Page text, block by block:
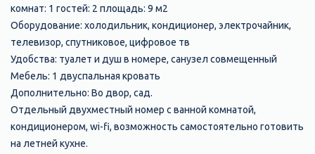
комнат: 1 гостей: 2 площадь: 9 м2
Оборудование: холодильник, кондиционер, электрочайник,
телевизор, спутниковое, цифровое тв
Удобства: туалет и душ в номере, санузел совмещенный
Мебель: 1 двуспальная кровать
Дополнительно: Во двор, сад.
Отдельный двухместный номер с ванной комнатой,
кондиционером, wi-fi, возможность самостоятельно готовить
на летней кухне.